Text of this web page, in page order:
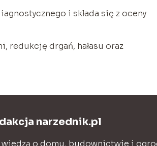
i składa się z oceny
redukcję drgań, hałasu oraz
narzednik.pl
o domu, budownictwie i